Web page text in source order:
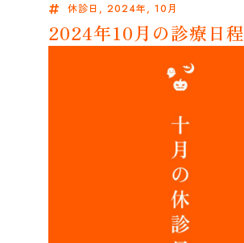
休診日 , 2024年, 10月
2024年10月の診療日程